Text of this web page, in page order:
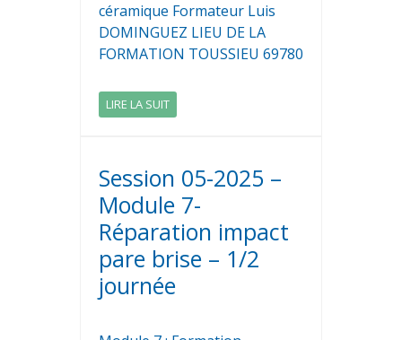
céramique Formateur Luis
DOMINGUEZ LIEU DE LA
FORMATION TOUSSIEU 69780
LIRE LA SUIT
Session 05-2025 –
Module 7-
Réparation impact
pare brise – 1/2
journée